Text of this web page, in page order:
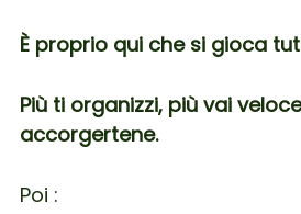
È proprio qui che si gioca
Più ti organizzi, più vai
accorgertene.
Poi :